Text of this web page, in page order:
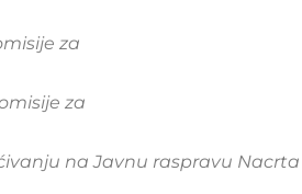
za
za
na Javnu raspravu Nacrta